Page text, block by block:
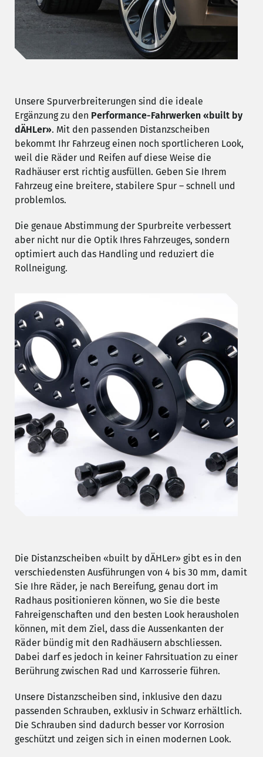
Unsere Spurverbreiterungen sind die ideale
Ergänzung zu den Performance-Fahrwerken «built by
dÄHLer». Mit den passenden Distanzscheiben
bekommt Ihr Fahrzeug einen noch sportlicheren Look,
weil die Räder und Reifen auf diese Weise die
Radhäuser erst richtig ausfüllen. Geben Sie Ihrem
Fahrzeug eine breitere, stabilere Spur – schnell und
problemlos.
Die genaue Abstimmung der Spurbreite verbessert
aber nicht nur die Optik Ihres Fahrzeuges, sondern
optimiert auch das Handling und reduziert die
Rollneigung.
Die Distanzscheiben «built by dÄHLer» gibt es in den
verschiedensten Ausführungen von 4 bis 30 mm, damit
Sie Ihre Räder, je nach Bereifung, genau dort im
Radhaus positionieren können, wo Sie die beste
Fahreigenschaften und den besten Look herausholen
können, mit dem Ziel, dass die Aussenkanten der
Räder bündig mit den Radhäusern abschliessen.
Dabei darf es jedoch in keiner Fahrsituation zu einer
Berührung zwischen Rad und Karrosserie führen.
Unsere Distanzscheiben sind, inklusive den dazu
passenden Schrauben, exklusiv in Schwarz erhältlich.
Die Schrauben sind dadurch besser vor Korrosion
geschützt und zeigen sich in einen modernen Look.